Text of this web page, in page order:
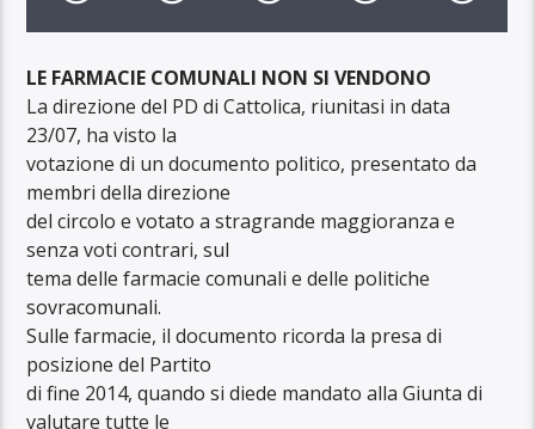
LE FARMACIE COMUNALI NON SI VENDONO
La direzione del PD di Cattolica, riunitasi in data
23/07, ha visto la
votazione di un documento politico, presentato da
membri della direzione
del circolo e votato a stragrande maggioranza e
senza voti contrari, sul
tema delle farmacie comunali e delle politiche
sovracomunali.
Sulle farmacie, il documento ricorda la presa di
posizione del Partito
di fine 2014, quando si diede mandato alla Giunta di
valutare tutte le